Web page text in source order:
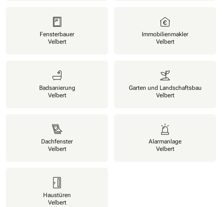
Fensterbauer
Velbert
Immobilienmakler
Velbert
Badsanierung
Velbert
Garten und Landschaftsbau
Velbert
Dachfenster
Velbert
Alarmanlage
Velbert
Haustüren
Velbert